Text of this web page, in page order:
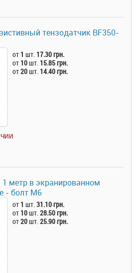
тензодатчик BF350-
от 1 шт. 17.30 грн.
от 10шт. 15.85 грн.
от20шт. 14.40 грн.
метр в экранированном
- болт М6
от 1 шт.31.10 грн.
от 10шт.28.50 грн.
от20шт.25.90 грн.